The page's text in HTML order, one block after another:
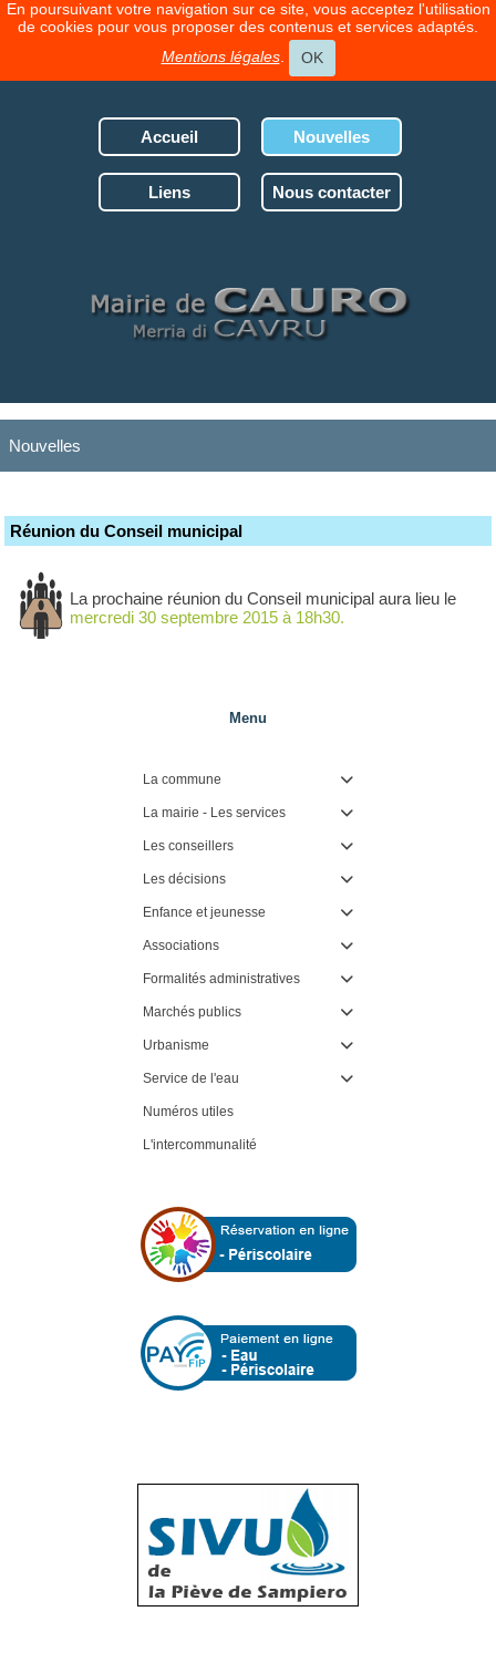
En poursuivant votre navigation sur ce site, vous acceptez l'utilisation
de cookies pour vous proposer des contenus et services adaptés.
Mentions légales. OK
Accueil Nouvelles
Liens Nous contacter
Nouvelles
Réunion du Conseil municipal
La prochaine réunion du Conseil municipal aura lieu le
mercredi 30 septembre 2015 à 18h30.
Menu
La commune 
La mairie - Les services 
Les conseillers 
Les décisions 
Enfance et jeunesse 
Associations 
Formalités administratives 
Marchés publics 
Urbanisme 
Service de l'eau 
Numéros utiles
L'intercommunalité